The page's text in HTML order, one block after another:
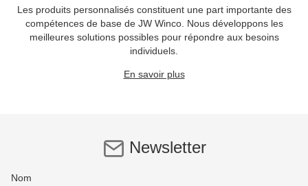
Les produits personnalisés constituent une part importante des
compétences de base de JW Winco. Nous développons les
meilleures solutions possibles pour répondre aux besoins
individuels.
En savoir plus
Newsletter
Nom